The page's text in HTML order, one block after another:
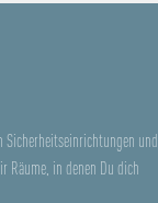
Sicherheitseinrichtungen und
Räume, in denen Du dich